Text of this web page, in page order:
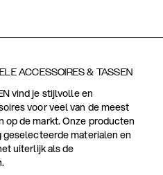
ACCESSOIRES & TASSEN
vind je stijlvolle en
voor veel van de meest
de markt. Onze producten
materialen en
uiterlijk als de